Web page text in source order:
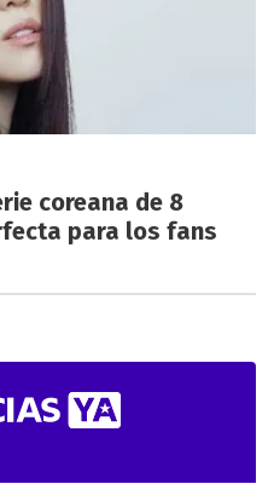
coreana de 8
para los fans